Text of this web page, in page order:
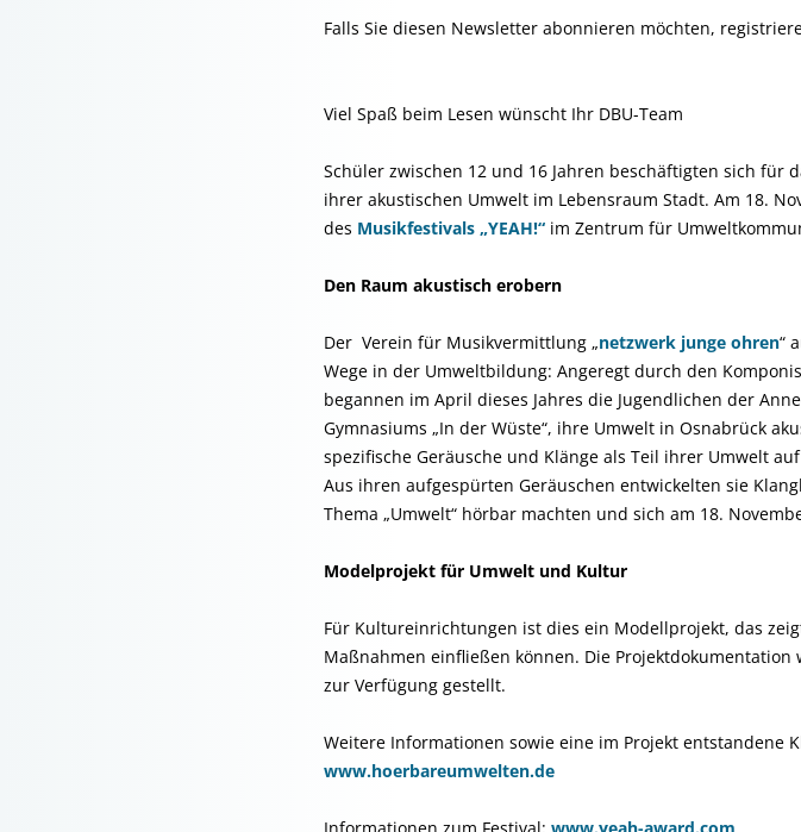
Falls Sie diesen Newsletter abonnieren möchten,
Viel Spaß beim Lesen wünscht Ihr DBU-Team
Schüler zwischen 12 und 16 Jahren beschäftigten sich für
ihrer akustischen Umwelt im Lebensraum Stadt. Am 18.
des Musikfestivals „YEAH!“ im Zentrum für
Den Raum akustisch erobern
Der Verein für Musikvermittlung „netzwerk junge ohren“
Wege in der Umweltbildung: Angeregt durch den
begannen im April dieses Jahres die Jugendlichen der
Gymnasiums „In der Wüste“, ihre Umwelt in Osnabrück
spezifische Geräusche und Klänge als Teil ihrer Umwelt
Aus ihren aufgespürten Geräuschen entwickelten sie
Thema „Umwelt“ hörbar machten und sich am 18.
Modelprojekt für Umwelt und Kultur
Für Kultureinrichtungen ist dies ein Modellprojekt, das
Maßnahmen einfließen können. Die
zur Verfügung gestellt.
Weitere Informationen sowie eine im Projekt entstandene
www.hoerbareumwelten.de